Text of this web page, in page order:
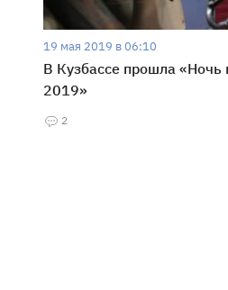
19 мая 2019 в 06:10
В Кузбассе прошла «Ночь
2019»
2